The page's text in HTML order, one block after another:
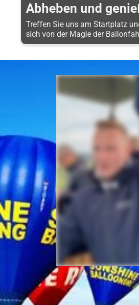
Abheben und
Treffen Sie uns am Startplatz
sich von der Magie der
Sicherheit bei
Ballonfahrt – Gut